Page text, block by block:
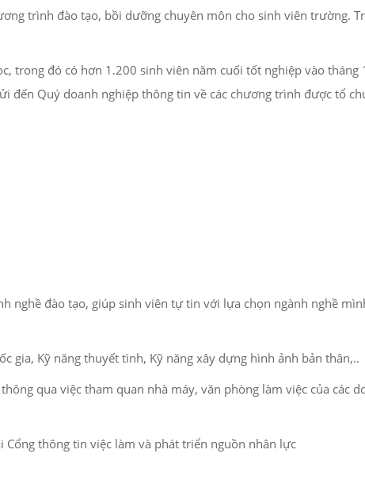
trình đào tạo, bồi dưỡng chuyên môn cho sinh viên trường.
trong đó có hơn 1.200 sinh viên năm cuối tốt nghiệp vào tháng
đến Quý doanh nghiệp thông tin về các chương trình được tổ
nghề đào tạo, giúp sinh viên tự tin với lựa chọn ngành nghề
gia, Kỹ năng thuyết tình, Kỹ năng xây dựng hình ảnh bản thân,..
qua việc tham quan nhà máy, văn phòng làm việc của các
thông tin việc làm và phát triển nguồn nhân lực